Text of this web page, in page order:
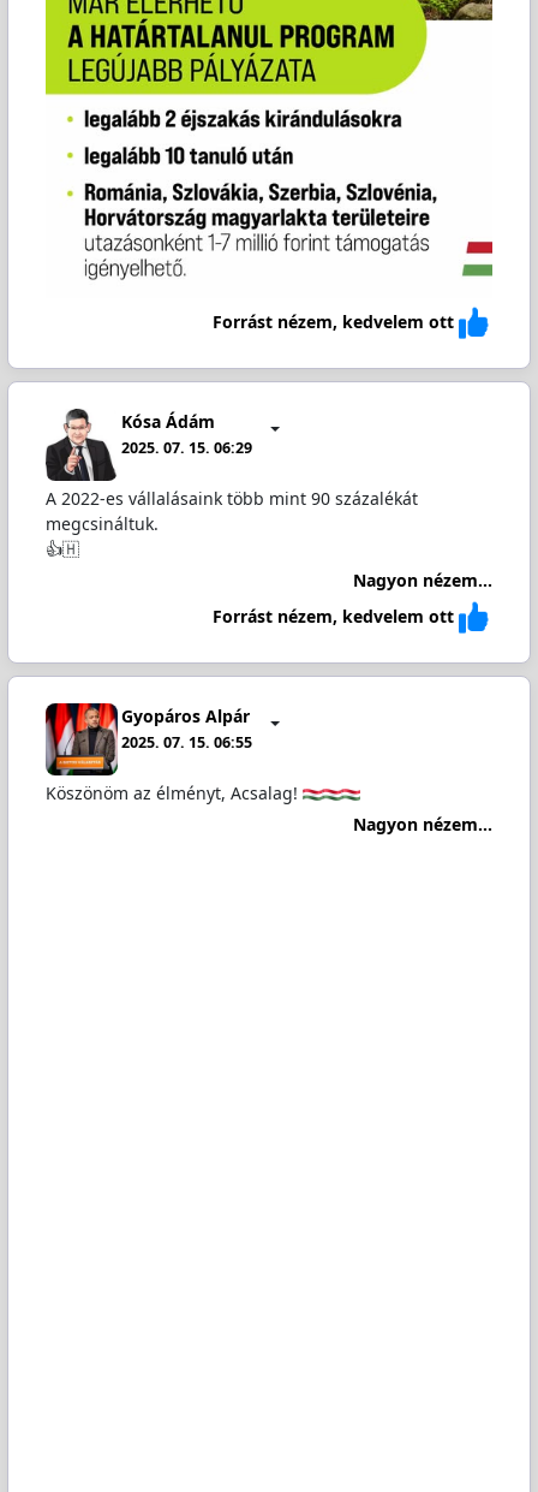
Forrást nézem, kedvelem ott
Kósa Ádám
2025. 07. 15. 06:29
A 2022-es vállalásaink több mint 90 százalékát
megcsináltuk.
👍🇭
Nagyon nézem...
Forrást nézem, kedvelem ott
Gyopáros Alpár
2025. 07. 15. 06:55
Köszönöm az élményt, Acsalag!
Nagyon nézem...